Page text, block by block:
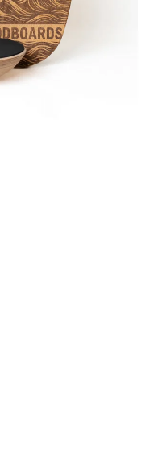
360
KTERÉ